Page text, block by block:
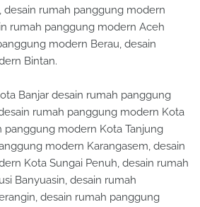
desain rumah panggung modern
rumah panggung modern Aceh
modern Berau, desain
Bintan.
Banjar desain rumah panggung
rumah panggung modern Kota
panggung modern Kota Tanjung
modern Karangasem, desain
Kota Sungai Penuh, desain rumah
Banyuasin, desain rumah
desain rumah panggung